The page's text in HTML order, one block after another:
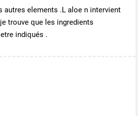
autres elements .L aloe n intervient
trouve que les ingredients
indiqués .